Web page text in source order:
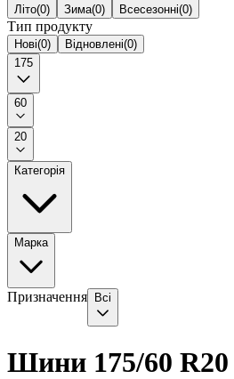
Літо(0) Зима(0) Всесезонні(0)
Тип продукту
Нові(0) Відновлені(0)
175
60
20
Категорія
Марка
Призначення Всі
Шини 175/60 R20